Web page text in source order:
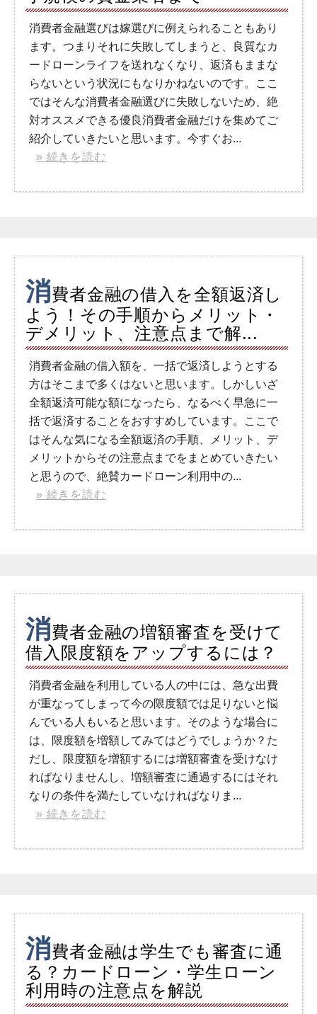
消費者金融選びは嫁選びに例えられることもあり
ます。つまりそれに失敗してしまうと、良質なカ
ードローンライフを送れなくなり、返済もままな
らないという状況にもなりかねないのです。ここ
ではそんな消費者金融選びに失敗しないため、絶
対オススメできる優良消費者金融だけを集めてご
紹介していきたいと思います。今すぐお...
» 続きを読む
消費者金融の借入を全額返済し
よう！その手順からメリット・
デメリット、注意点まで解...
消費者金融の借入額を、一括で返済しようとする
方はそこまで多くはないと思います。しかしいざ
全額返済可能な額になったら、なるべく早急に一
括で返済することをおすすめしています。ここで
はそんな気になる全額返済の手順、メリット、デ
メリットからその注意点までをまとめていきたい
と思うので、絶賛カードローン利用中の...
» 続きを読む
消費者金融の増額審査を受けて
借入限度額をアップするには？
消費者金融を利用している人の中には、急な出費
が重なってしまって今の限度額では足りないと悩
んでいる人もいると思います。そのような場合に
は、限度額を増額してみてはどうでしょうか？た
だし、限度額を増額するには増額審査を受けなけ
ればなりませんし、増額審査に通過するにはそれ
なりの条件を満たしていなければなりま...
» 続きを読む
消費者金融は学生でも審査に通
る？カードローン・学生ローン
利用時の注意点を解説